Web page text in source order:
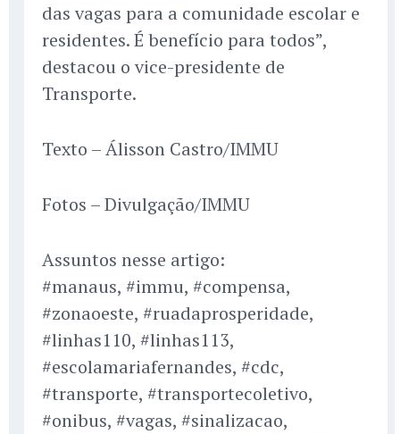
das vagas para a comunidade escolar e
residentes. É benefício para todos”,
destacou o vice-presidente de
Transporte.
Texto – Álisson Castro/IMMU
Fotos – Divulgação/IMMU
Assuntos nesse artigo:
#manaus, #immu, #compensa,
#zonaoeste, #ruadaprosperidade,
#linhas110, #linhas113,
#escolamariafernandes, #cdc,
#transporte, #transportecoletivo,
#onibus, #vagas, #sinalizacao,